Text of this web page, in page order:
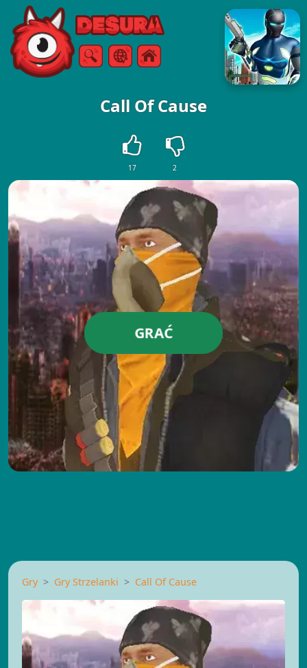
Free Online Games
SzukajMenu
Call Of Cause
17 2
GRAĆ
Gry Gry Strzelanki Call Of Cause